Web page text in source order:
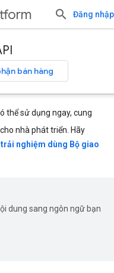
Đăng nhập
bán hàng
thể sử dụng ngay, cung
nhà phát triển. Hãy
nghiệm dùng Bộ giao
dung sang ngôn ngữ bạn